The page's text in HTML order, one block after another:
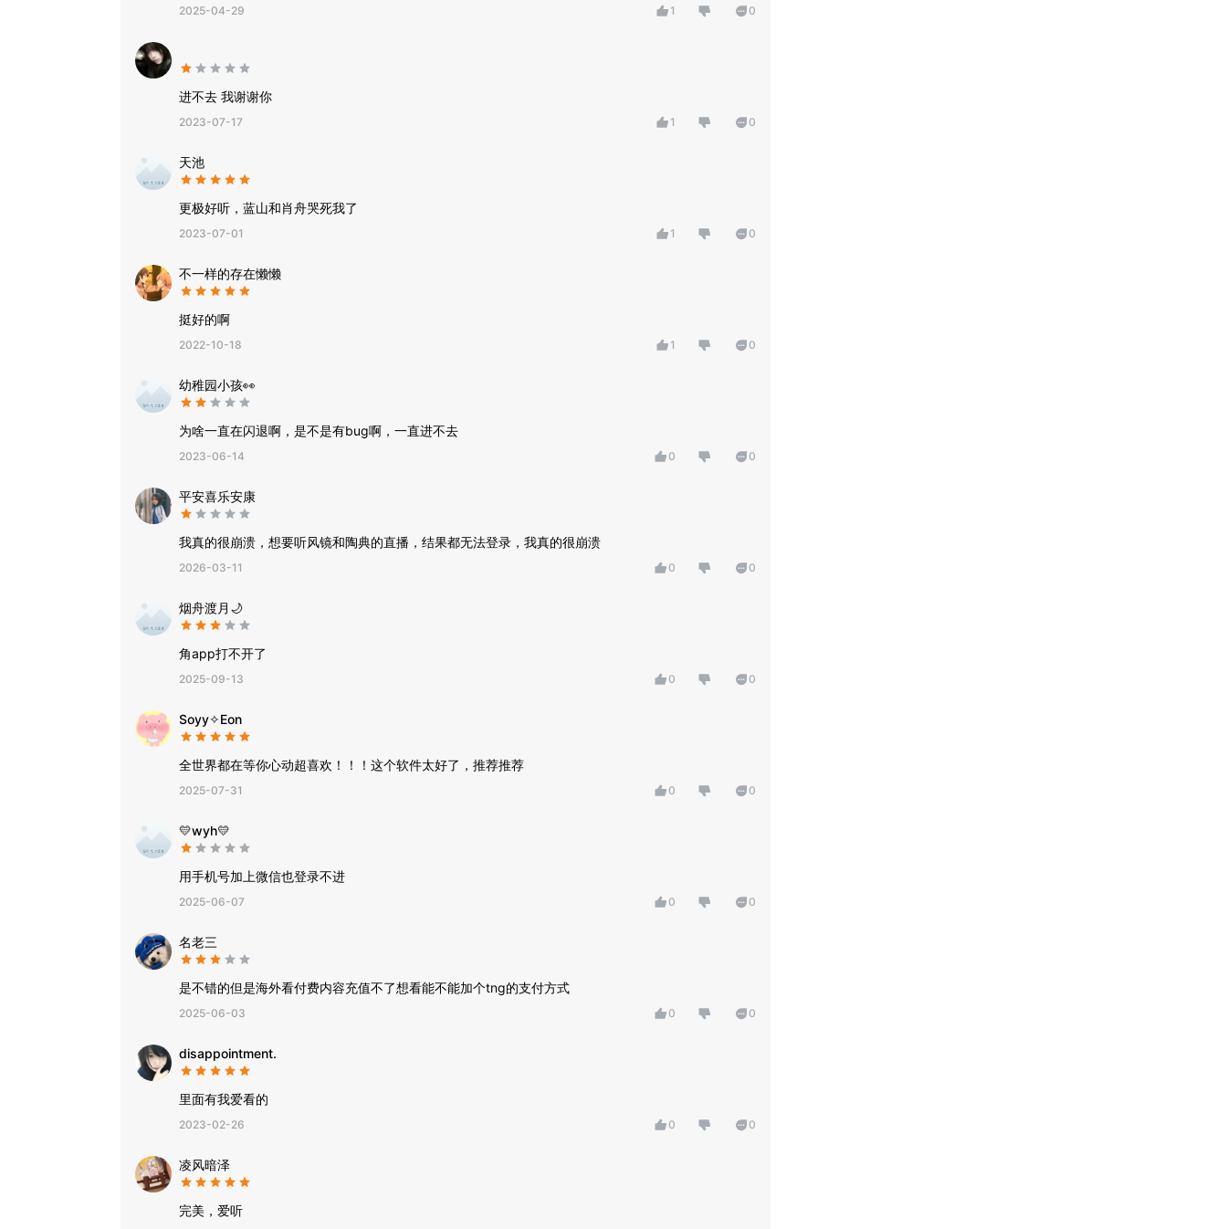
2025-04-29 1 0
进不去 我谢谢你
2023-07-17 1 0
天池
更极好听，蓝山和肖舟哭死我了
2023-07-01 1 0
不一样的存在懒懒
挺好的啊
2022-10-18 1 0
幼稚园小孩👀
为啥一直在闪退啊，是不是有bug啊，一直进不去
2023-06-14 0 0
平安喜乐安康
我真的很崩溃，想要听风镜和陶典的直播，结果都无法登录，我真的很崩溃
2026-03-11 0 0
烟舟渡月🌙
角app打不开了
2025-09-13 0 0
Soyy✧Eon
全世界都在等你心动超喜欢！！！这个软件太好了，推荐推荐
2025-07-31 0 0
💛wyh💛
用手机号加上微信也登录不进
2025-06-07 0 0
名老三
是不错的但是海外看付费内容充值不了想看能不能加个tng的支付方式
2025-06-03 0 0
disappointment.
里面有我爱看的
2023-02-26 0 0
凌风暗泽
完美，爱听